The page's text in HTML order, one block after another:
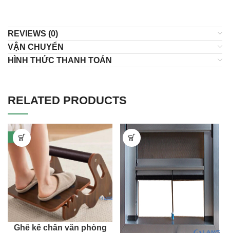
REVIEWS (0)
VẬN CHUYỂN
HÌNH THỨC THANH TOÁN
RELATED PRODUCTS
-8%
Ghê kê chân văn phòng